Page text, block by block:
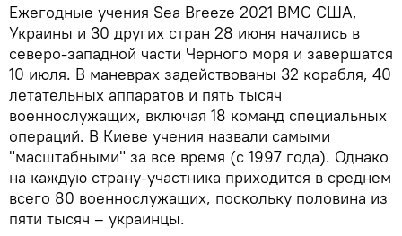
Ежегодные учения Sea Breeze 2021 ВМС США,
Украины и 30 других стран 28 июня начались в
северо-западной части Черного моря и завершатся
10 июля. В маневрах задействованы 32 корабля, 40
летательных аппаратов и пять тысяч
военнослужащих, включая 18 команд специальных
операций. В Киеве учения назвали самыми
"масштабными" за все время (с 1997 года). Однако
на каждую страну-участника приходится в среднем
всего 80 военнослужащих, поскольку половина из
пяти тысяч – украинцы.